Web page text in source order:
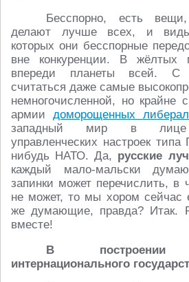
Бесспорно, есть
делают лучше всех, и
которых они бесспорные
вне конкуренции. В жёлтых
впереди планеты всей. С
считаться даже самые
немногочисленной, но крайне
армии доморощенных
западный мир в лице
управленческих настроек типа
нибудь НАТО. Да, русские
каждый мало-мальски
запинки может перечислить,
не может, то мы хором
же думающие, правда? Итак.
вместе!
В построении
интернационального